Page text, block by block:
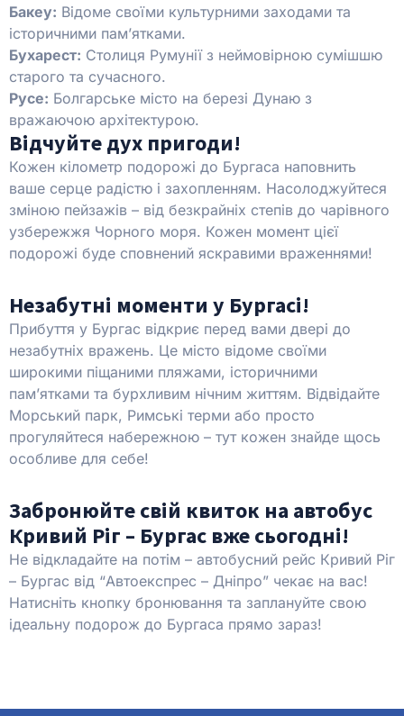
Бакеу: Відоме своїми культурними заходами та
історичними пам’ятками.
Бухарест: Столиця Румунії з неймовірною сумішшю
старого та сучасного.
Русе: Болгарське місто на березі Дунаю з
вражаючою архітектурою.
Відчуйте дух пригоди!
Кожен кілометр подорожі до Бургаса наповнить
ваше серце радістю і захопленням. Насолоджуйтеся
зміною пейзажів – від безкрайніх степів до чарівного
узбережжя Чорного моря. Кожен момент цієї
подорожі буде сповнений яскравими враженнями!
Незабутні моменти у Бургасі!
Прибуття у Бургас відкриє перед вами двері до
незабутніх вражень. Це місто відоме своїми
широкими піщаними пляжами, історичними
пам’ятками та бурхливим нічним життям. Відвідайте
Морський парк, Римські терми або просто
прогуляйтеся набережною – тут кожен знайде щось
особливе для себе!
Забронюйте свій квиток на автобус
Кривий Ріг – Бургас вже сьогодні!
Не відкладайте на потім – автобусний рейс Кривий Ріг
– Бургас від “Автоекспрес – Дніпро” чекає на вас!
Натисніть кнопку бронювання та заплануйте свою
ідеальну подорож до Бургаса прямо зараз!